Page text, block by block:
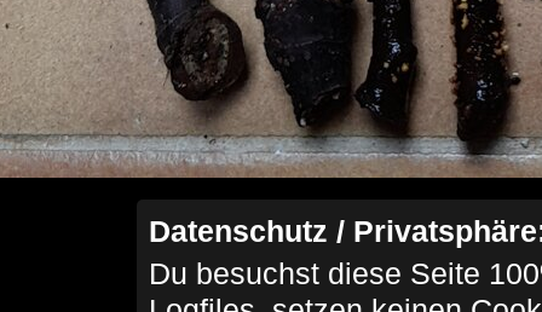
Datenschutz /
Du besuchst diese Seite